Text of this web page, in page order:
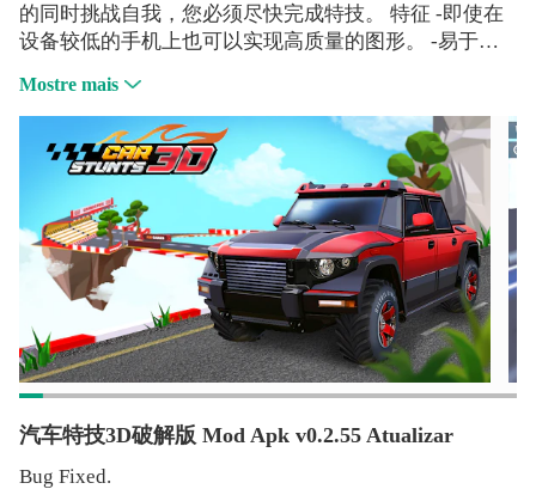
的同时挑战自我，您必须尽快完成特技。 特征 -即使在
设备较低的手机上也可以实现高质量的图形。 -易于学
验。 -成为绝技驾驶专家并掌握每种游戏模式的绝妙机
会。 -硝基助力器在精确的驾驶模拟器中感受怪物卡车
的疯狂
Mostre mais
汽车特技3D破解版 Mod Apk v0.2.55 Atualizar
Bug Fixed.